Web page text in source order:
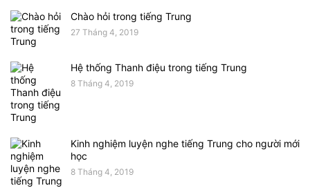
Chào hỏi trong tiếng Trung
27 Tháng 4, 2019
Hệ thống Thanh điệu trong tiếng Trung
8 Tháng 4, 2019
Kinh nghiệm luyện nghe tiếng Trung cho người mới
học
8 Tháng 4, 2019